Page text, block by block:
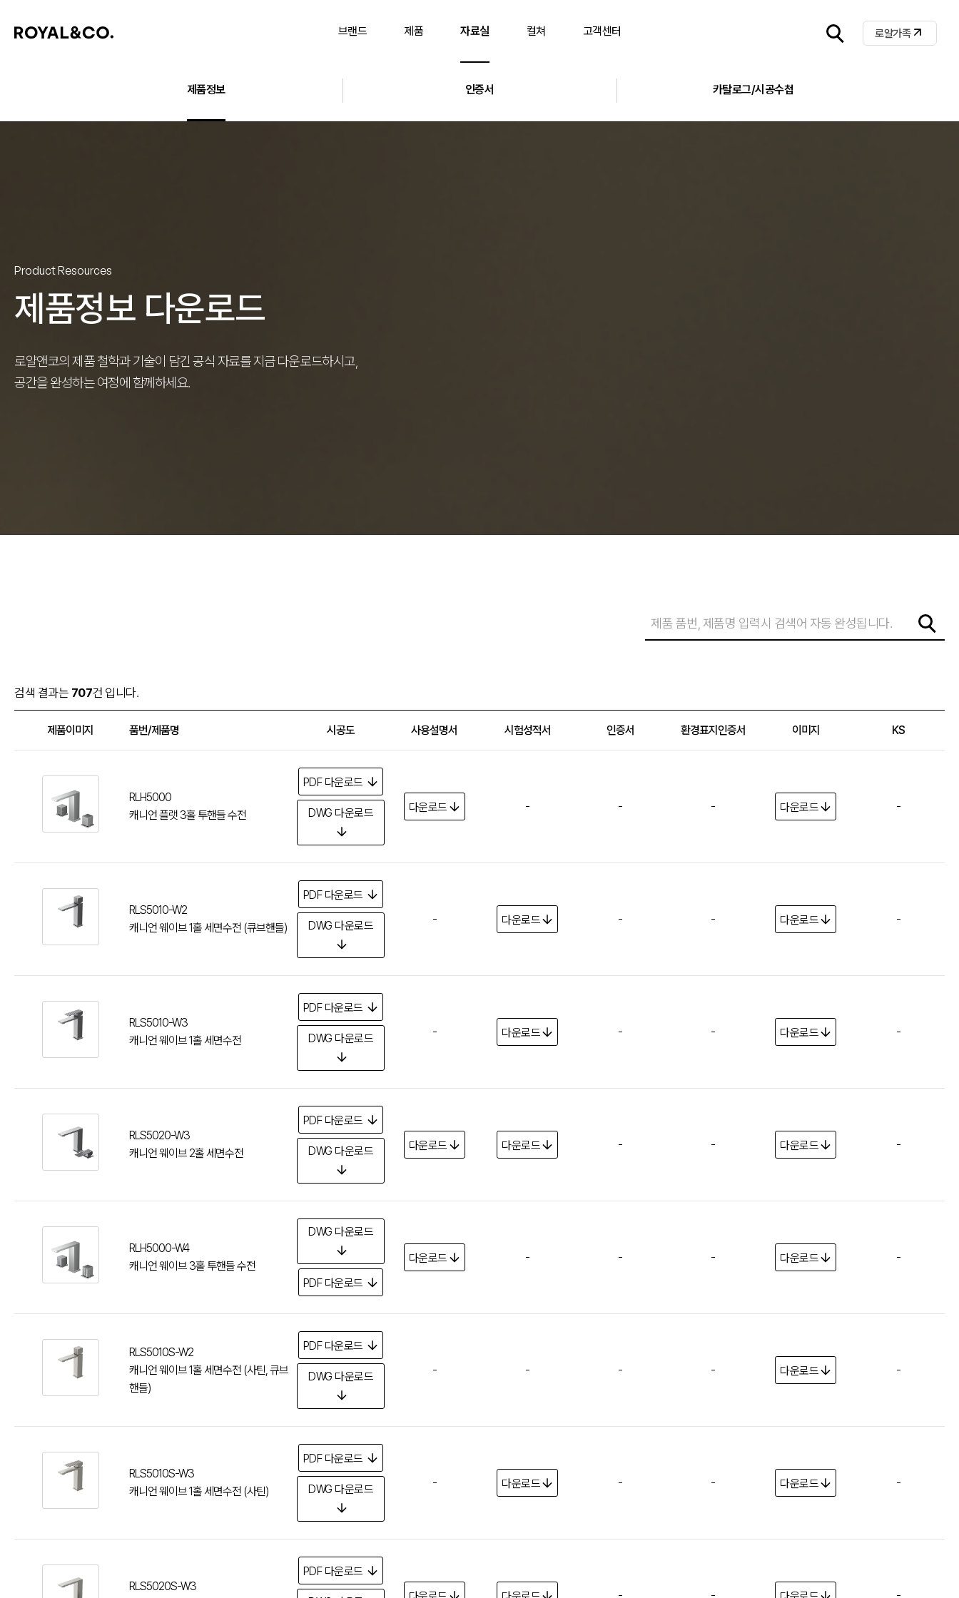
브랜드 제품 자료실 컬쳐 고객센터 로얄가족
제품정보 인증서 카탈로그/시공수첩
Product Resources
제품정보 다운로드
로얄앤코의 제품 철학과 기술이 담긴 공식 자료를 지금 다운로드하시고,
공간을 완성하는 여정에 함께하세요.
제품 품번, 제품명 입력시 검색어 자동 완성됩니다.
검색 결과는 707건 입니다.
제품이미지 품번/제품명 시공도 사용설명서 시험성적서 인증서 환경표지인증서 이미지 KS
RLH5000
캐니언 플랫 3홀 투핸들 수전
PDF다운로드
DWG 다운로드 다운로드 - - - 다운로드 -
RLS5010-W2
캐니언 웨이브 1홀 세면수전 (큐브핸들)
PDF다운로드
DWG 다운로드 - 다운로드 - - 다운로드 -
RLS5010-W3
캐니언 웨이브 1홀 세면수전
PDF다운로드
DWG 다운로드 - 다운로드 - - 다운로드 -
RLS5020-W3
캐니언 웨이브 2홀 세면수전
PDF다운로드
DWG 다운로드 다운로드 다운로드 - - 다운로드 -
RLH5000-W4
캐니언 웨이브 3홀 투핸들 수전
DWG 다운로드
PDF다운로드
다운로드 - - - 다운로드 -
RLS5010S-W2
캐니언 웨이브 1홀 세면수전 (사틴, 큐브
핸들)
PDF다운로드
DWG 다운로드 - - - - 다운로드 -
RLS5010S-W3
캐니언 웨이브 1홀 세면수전 (사틴)
PDF다운로드
DWG 다운로드 - 다운로드 - - 다운로드 -
RLS5020S-W3
PDF다운로드
- - -